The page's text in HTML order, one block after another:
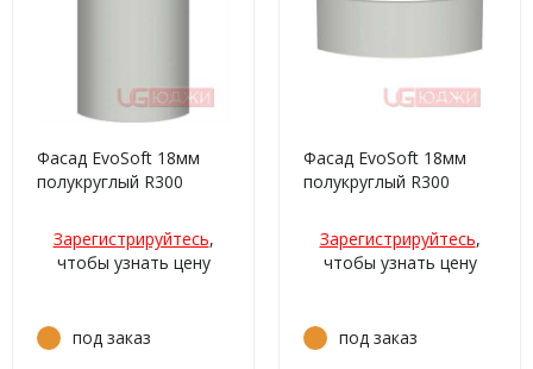
Фасад EvoSoft 18мм
полукруглый R300
EVS004 Горный
хрусталь кромка цвет
Зарегистрируйтесь,
чтобы узнать цену
под заказ
Фасад EvoSoft 18мм
полукруглый R300
EVS004 Горный
хрусталь кромка цвет
Зарегистрируйтесь,
чтобы узнать цену
под заказ